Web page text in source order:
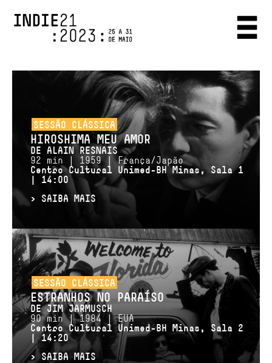
SESSÃO CLÁSSICA
HIROSHIMA MEU AMOR
DE ALAIN RESNAIS
92 min | 1959 | França/Japão
Centro Cultural Unimed-BH Minas, Sala 1
| 14:00
> SAIBA MAIS
SESSÃO CLÁSSICA
ESTRANHOS NO PARAÍSO
DE JIM JARMUSCH
90 min | 1984 | EUA
Centro Cultural Unimed-BH Minas, Sala 2
| 14:20
>SAIBA MAIS